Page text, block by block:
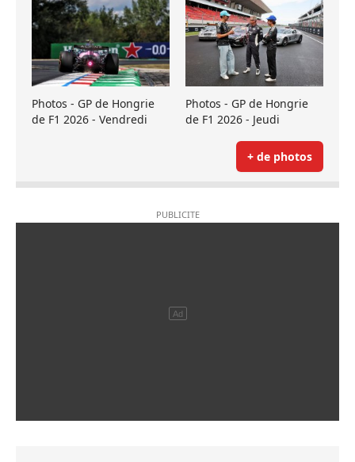
Photos - GP de Hongrie
de F1 2026 - Vendredi
Photos - GP de Hongrie
de F1 2026 - Jeudi
+ de photos